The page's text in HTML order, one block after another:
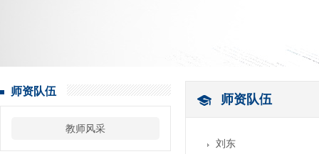
师资队伍
教师风采
师资队伍
刘东